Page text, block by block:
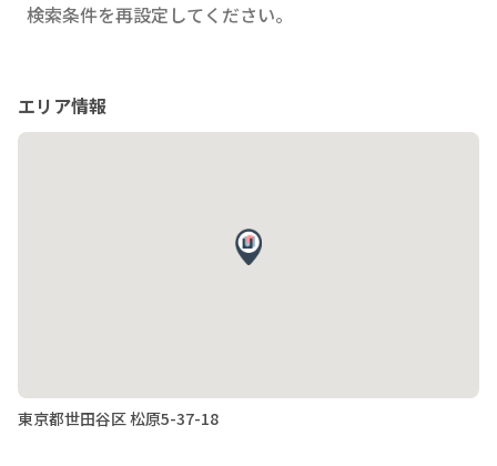
検索条件を再設定してください。
エリア情報
東京都世田谷区 松原5-37-18